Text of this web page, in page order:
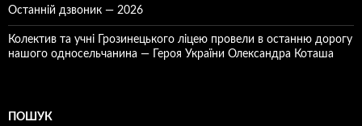
Останній дзвоник — 2026
Колектив та учні Грозинецького ліцею провели в останню дорогу
нашого односельчанина — Героя України Олександра Коташа
ПОШУК